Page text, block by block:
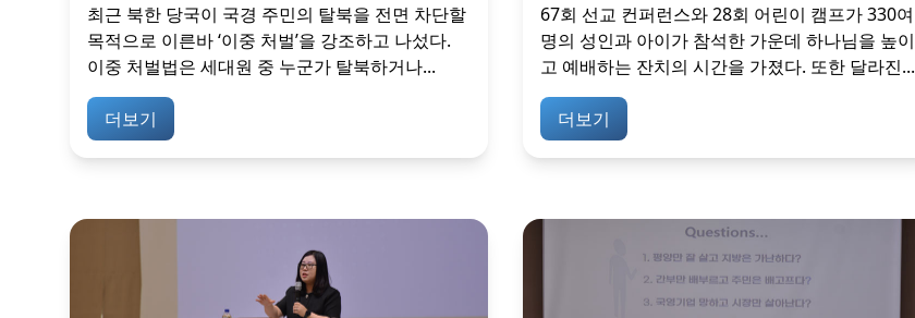
최근 북한 당국이 국경 주민의 탈북을 전면 차단할
목적으로 이른바 ‘이중 처벌’을 강조하고 나섰다.
이중 처벌법은 세대원 중 누군가 탈북하거나...
더보기
67회 선교 컨퍼런스와 28회 어린이 캠프가 330여
명의 성인과 아이가 참석한 가운데 하나님을 높이
고 예배하는 잔치의 시간을 가졌다. 또한 달라진...
더보기